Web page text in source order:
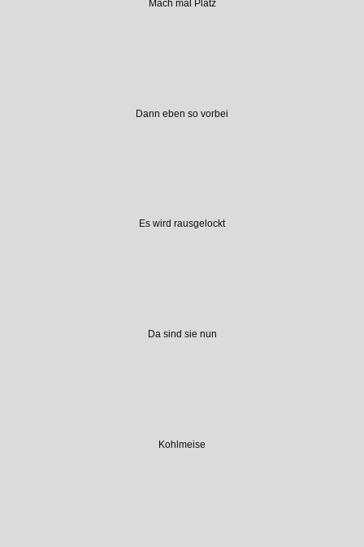
Mach mal Platz
Dann eben so vorbei
Es wird rausgelockt
Da sind sie nun
Kohlmeise